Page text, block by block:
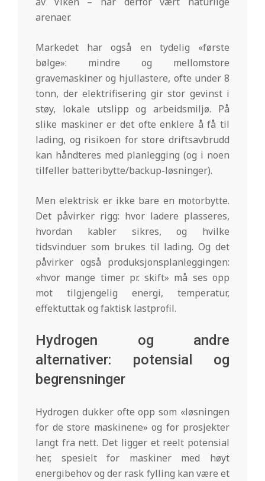
arenaer.
Markedet har også en tydelig «første
bølge»: mindre og mellomstore
gravemaskiner og hjullastere, ofte under 8
tonn, der elektrifisering gir stor gevinst i
støy, lokale utslipp og arbeidsmiljø. På
slike maskiner er det ofte enklere å få til
lading, og risikoen for store driftsavbrudd
kan håndteres med planlegging (og i noen
tilfeller batteribytte/backup-løsninger).
Men elektrisk er ikke bare en motorbytte.
Det påvirker rigg: hvor ladere plasseres,
hvordan kabler sikres, og hvilke
tidsvinduer som brukes til lading. Og det
påvirker også produksjonsplanleggingen:
«hvor mange timer pr. skift» må ses opp
mot tilgjengelig energi, temperatur,
effektuttak og faktisk lastprofil.
Hydrogen og andre
alternativer: potensial og
begrensninger
Hydrogen dukker ofte opp som «løsningen
for de store maskinene» og for prosjekter
langt fra nett. Det ligger et reelt potensial
her, spesielt for maskiner med høyt
energibehov og der rask fylling kan være et